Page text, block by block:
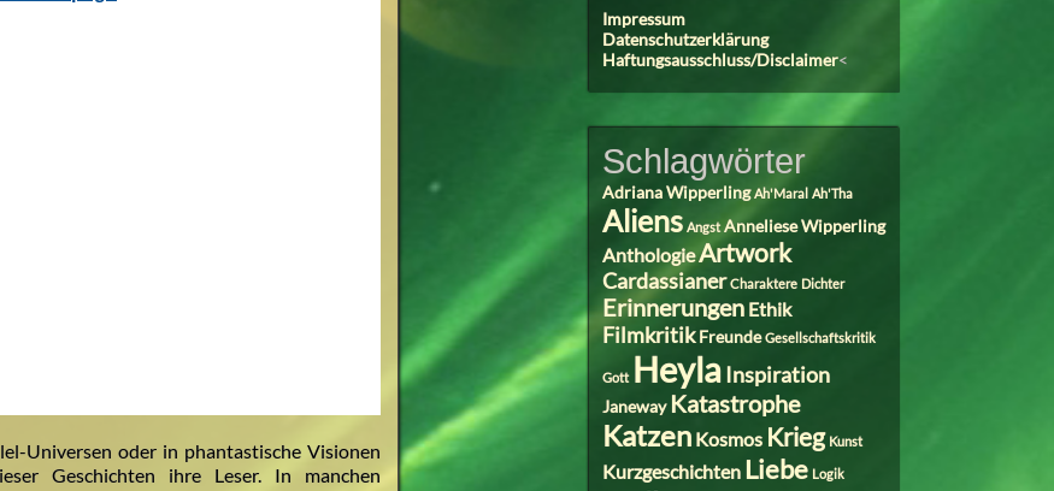
Universen oder in phantastische Visionen
Geschichten ihre Leser. In manchen
Impressum
Datenschutzerklärung
Haftungsausschluss/Disclaimer<
Schlagwörter
Adriana Wipperling Ah'Maral Ah'Tha
Aliens Angst Anneliese Wipperling
AnthologieArtwork
Cardassianer Charaktere Dichter
Erinnerungen Ethik
Filmkritik Freunde Gesellschaftskritik
Gott HeylaInspiration
Janeway Katastrophe
Katzen Kosmos Krieg Kunst
Kurzgeschichten Liebe Logik